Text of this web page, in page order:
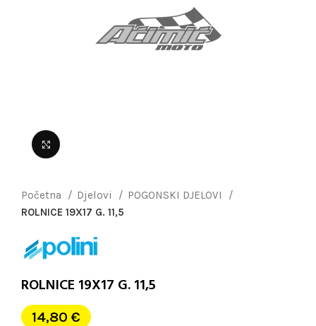
Početna Djelovi
POGONSKI DJELOVI
ROLNICE 19X17 G. 11,5
ROLNICE 19X17 G. 11,5
14,80 €